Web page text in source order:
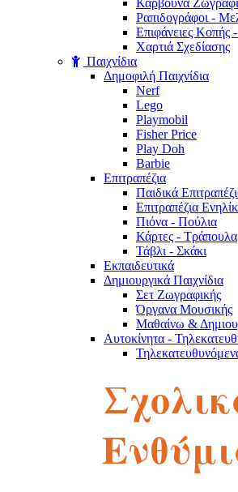
Κάρβουνα
Ραπιδογράφοι -
Επιφάνειες Κοπής
Χαρτιά Σχεδίασης
Παιχνίδια
Δημοφιλή Παιχνίδια
Nerf
Lego
Playmobil
Fisher Price
Play Doh
Barbie
Επιτραπέζια
Παιδικά
Επιτραπέζια
Πιόνα - Πούλια
Κάρτες - Τράπουλα
Τάβλι - Σκάκι
Εκπαιδευτικά
Δημιουργικά Παιχνίδια
Σετ Ζωγραφικής
Όργανα Μουσικής
Μαθαίνω &
Αυτοκίνητα -
Πίστες
Παζλ
Παζλ Παιδικά
Παζλ Ενηλίκων
Κύβοι του Ρούμπικ
Κούκλες - Λούτρινα